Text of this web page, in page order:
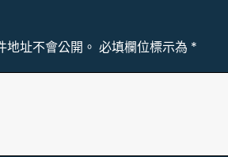
址不會公開。 必填欄位標示為 *